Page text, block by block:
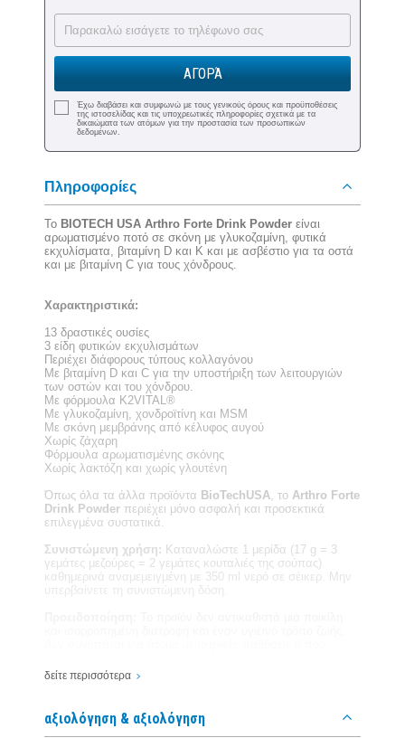
ΑΓΟΡΆ
Έχω διαβάσει και συμφωνώ με τους γενικούς όρους και προϋποθέσεις
της ιστοσελίδας και τις υποχρεωτικές πληροφορίες σχετικά με τα
δικαιώματα των ατόμων για την προστασία των προσωπικών
δεδομένων.
Πληροφορίες
Το BIOTECH USA Arthro Forte Drink Powder είναι
αρωματισμένο ποτό σε σκόνη με γλυκοζαμίνη, φυτικά
εκχυλίσματα, βιταμίνη D και K και με ασβέστιο για τα οστά
και με βιταμίνη C για τους χόνδρους.
Χαρακτηριστικά:
13 δραστικές ουσίες
3 είδη φυτικών εκχυλισμάτων
Περιέχει διάφορους τύπους κολλαγόνου
Με βιταμίνη D και C για την υποστήριξη των λειτουργιών
των οστών και του χόνδρου.
Με φόρμουλα K2VITAL®
Με γλυκοζαμίνη, χονδροϊτίνη και MSM
Με σκόνη μεμβράνης από κέλυφος αυγού
Χωρίς ζάχαρη
Φόρμουλα αρωματισμένης σκόνης
Χωρίς λακτόζη και χωρίς γλουτένη
Όπως όλα τα άλλα προϊόντα BioTechUSA , το Arthro Forte
Drink Powder περιέχει μόνο ασφαλή και προσεκτικά
επιλεγμένα συστατικά.
Συνιστώμενη χρήση: Καταναλώστε 1 μερίδα (17 g = 3
γεμάτες μεζούρες = 2 γεμάτες κουταλιές της σούπας)
καθημερινά αναμεμειγμένη με 350 ml νερό σε σέικερ. Μην
υπερβαίνετε τη συνιστώμενη δόση.
γυναίκες.
δείτε περισσότερα
αξιολόγηση & αξιολόγηση